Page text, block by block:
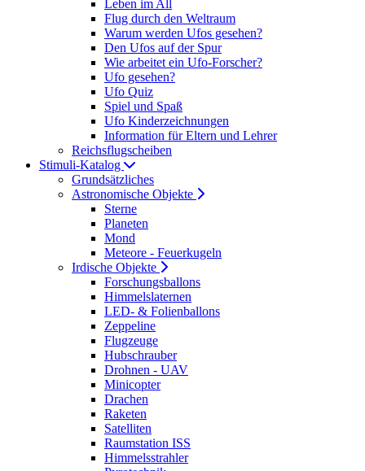
Leben im All
Flug durch den Weltraum
Warum werden Ufos gesehen?
Den Ufos auf der Spur
Wie arbeitet ein Ufo-Forscher?
Ufo gesehen?
Ufo Quiz
Spiel und Spaß
Ufo Kinderzeichnungen
Information für Eltern und Lehrer
Reichsflugscheiben
Stimuli-Katalog
Grundsätzliches
Astronomische Objekte
Sterne
Planeten
Mond
Meteore - Feuerkugeln
Irdische Objekte
Forschungsballons
Himmelslaternen
LED- & Folienballons
Zeppeline
Flugzeuge
Hubschrauber
Drohnen - UAV
Minicopter
Drachen
Raketen
Satelliten
Raumstation ISS
Himmelsstrahler